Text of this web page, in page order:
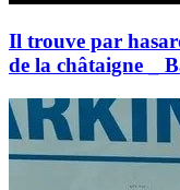
Il trouve par
de la châtaigne _